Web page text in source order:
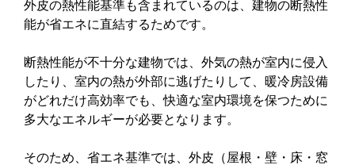
外皮の熱性能基準も含まれているのは、建物の断熱性
能が省エネに直結するためです。
断熱性能が不十分な建物では、外気の熱が室内に侵入
したり、室内の熱が外部に逃げたりして、暖冷房設備
がどれだけ高効率でも、快適な室内環境を保つために
多大なエネルギーが必要となります。
そのため、省エネ基準では、外皮（屋根・壁・床・窓